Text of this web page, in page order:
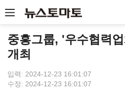
중흥그룹, '우수협력
개최
입력: 2024-12-23 16:01:07
수정: 2024-12-23 16:01:07